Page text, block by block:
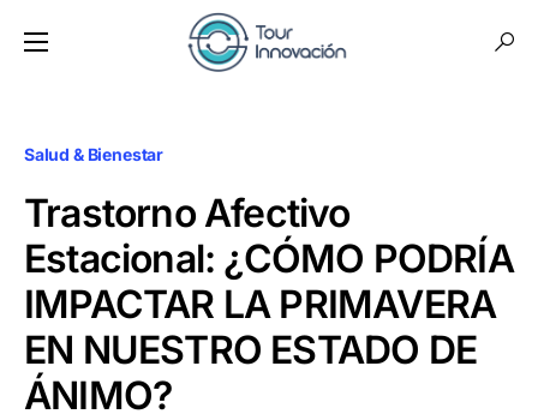
Salud & Bienestar
Trastorno Afectivo
Estacional: ¿CÓMO PODRÍA
IMPACTAR LA PRIMAVERA
EN NUESTRO ESTADO DE
ÁNIMO?